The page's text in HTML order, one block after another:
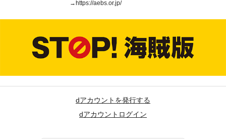
→https://aebs.or.jp/
dアカウントを発行する
dアカウントログイン